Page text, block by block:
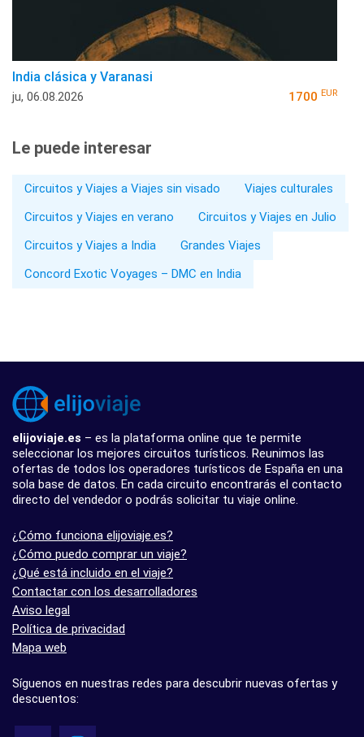
India clásica y Varanasi
ju, 06.08.2026 1700 EUR
Le puede interesar
Circuitos y Viajes a Viajes sin visado
Viajes culturales
Circuitos y Viajes en verano
Circuitos y Viajes en Julio
Circuitos y Viajes a India
Grandes Viajes
Concord Exotic Voyages – DMC en India
elijoviaje.es – es la plataforma online que te permite
seleccionar los mejores circuitos turísticos. Reunimos las
ofertas de todos los operadores turísticos de España en una
sola base de datos. En cada circuito encontrarás el contacto
directo del vendedor o podrás solicitar tu viaje online.
¿Cómo funciona elijoviaje.es?
¿Cómo puedo comprar un viaje?
¿Qué está incluido en el viaje?
Contactar con los desarrolladores
Aviso legal
Política de privacidad
Mapa web
Síguenos en nuestras redes para descubrir nuevas ofertas y
descuentos: